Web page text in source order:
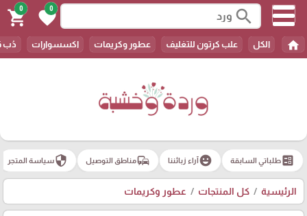
search
0
favorite
0
shopping_cart
home الكل علب كرتون للتغليف عطور وكريمات اكسسوارات دُب
ballotطلباتي السابقة emoji_emotionsآراء زبائننا commuteمناطق التوصيل securityسياسة المتجر
الرئيسية كل المنتجات عطور وكريمات